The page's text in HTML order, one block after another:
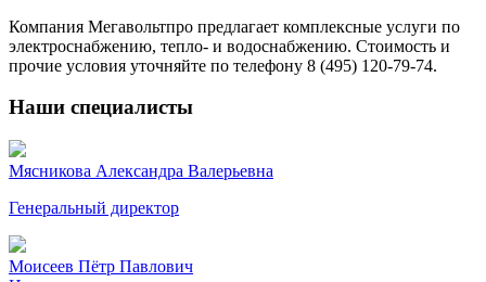
Компания Мегавольтпро предлагает комплексные услуги по
электроснабжению, тепло- и водоснабжению. Стоимость и
прочие условия уточняйте по телефону 8 (495) 120-79-74.
Наши специалисты
Мясникова Александра Валерьевна
Генеральный директор
Моисеев Пётр Павлович